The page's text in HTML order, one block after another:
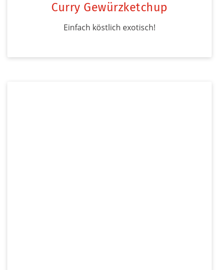
Curry Gewürzketchup
Einfach köstlich exotisch!